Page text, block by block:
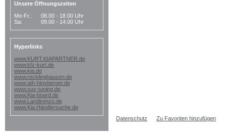
Unsere Öffnungszeiten
Mo-Fr.:
08.00 - 18.00 Uhr
Sa:
09.00 - 14.00 Uhr
Hyperlinks
www.KURT.KIAPARTNER.de
www.kfz-kurt.de
www.kia.de
www.recklinghausen.de
www.ath-hinsberger.de
www.suv-tuning.de
www.Kia-board.de
www.Landirenzo.de
www.Kia.Händlersuche.de
Datenschutz Zu Favoriten hinzufügen